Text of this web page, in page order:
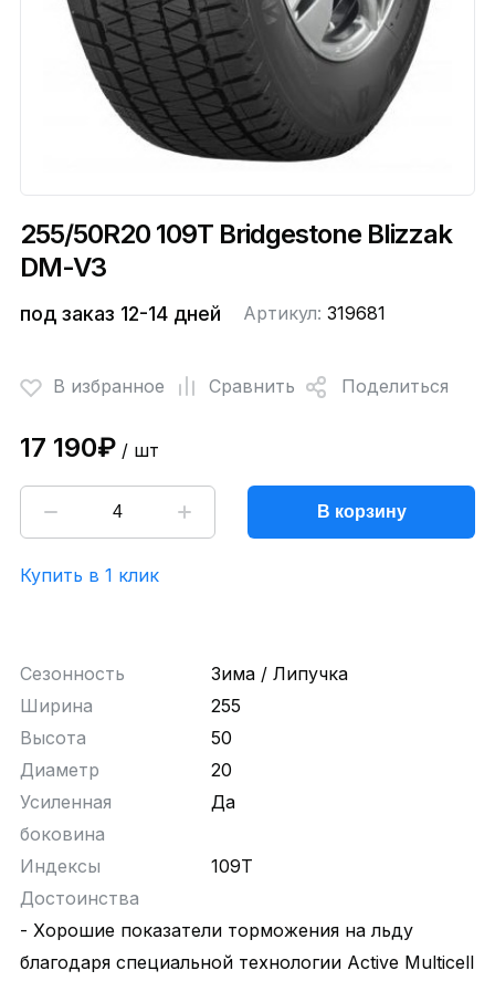
255/50R20 109T Bridgestone Blizzak
DM-V3
под заказ 12-14 дней Артикул: 319681
В избранное Сравнить Поделиться
17 190₽/ шт
В корзину
Купить в 1 клик
Сезонность
Зима / Липучка
Ширина
255
Высота
50
Диаметр
20
Усиленная
боковина
Да
Индексы
109T
Достоинства
- Хорошие показатели торможения на льду
благодаря специальной технологии Active Multicell